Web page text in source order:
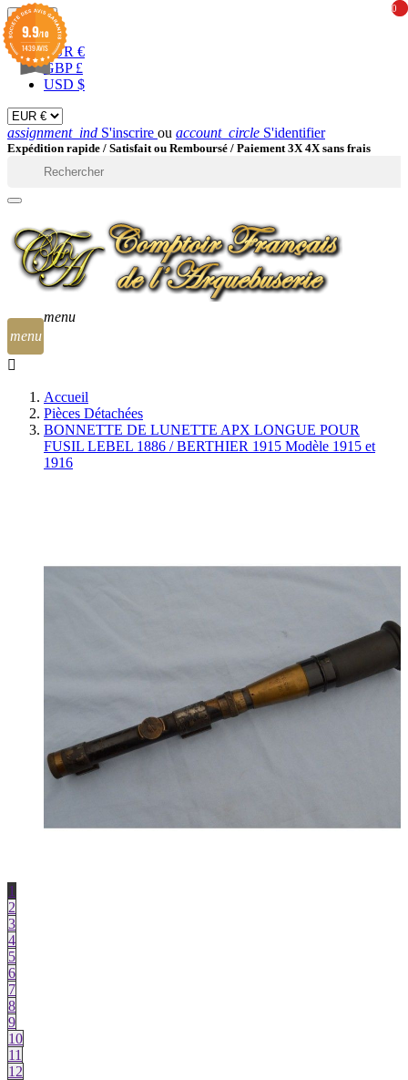
EUR 
EUR €
GBP £
USD $
assignment_ind S'inscrire ou account_circle S'identifier
Expédition rapide / Satisfait ou Remboursé / Paiement 3X 4X sans frais
menu
0
0
menu
Accueil
Pièces Détachées
BONNETTE DE LUNETTE APX LONGUE POUR
FUSIL LEBEL 1886 / BERTHIER 1915 Modèle 1915 et
1916
1
2
3
4
5
6
7
8
9
10
11
12
9.9/10
1439 AVIS